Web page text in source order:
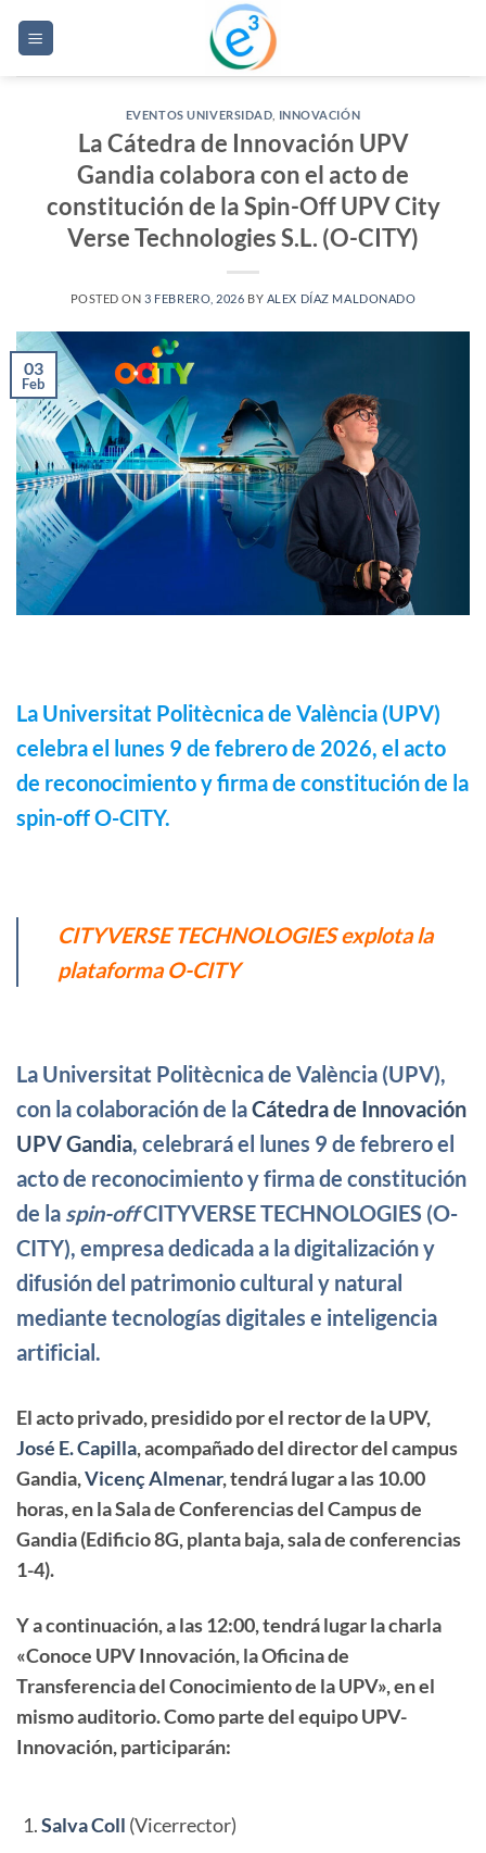
EVENTOS UNIVERSIDAD INNOVACIÓN
La Cátedra de Innovación UPV
Gandia colabora con el acto de
constitución de la Spin-Off UPV City
Verse Technologies S.L. (O-CITY)
POSTED ON 3 FEBRERO, 2026 BY ALEX DÍAZ MALDONADO
03
Feb
La Universitat Politècnica de València (UPV)
celebra el lunes 9 de febrero de 2026, el acto
de reconocimiento y firma de constitución de la
spin-off O-CITY.
CITYVERSE TECHNOLOGIES explota la
plataforma O-CITY
La Universitat Politècnica de València (UPV),
con la colaboración de laCátedra de Innovación
UPV Gandia, celebrará el lunes 9 de febrero el
acto de reconocimiento yfirma de constitución
de la spin-offCITYVERSE TECHNOLOGIES (O-
CITY), empresa dedicada a la digitalización y
difusión del patrimonio cultural y natural
mediante tecnologías digitales e inteligencia
artificial.
El acto privado, presidido por el rector de la UPV,
José E. Capilla, acompañado del director del campus
Gandia,Vicenç Almenar, tendrá lugar a las 10.00
horas, en la Sala de Conferencias del Campus de
Gandia (Edificio 8G, planta baja, sala de conferencias
1-4).
Y a continuación, a las 12:00, tendrá lugar la charla
«Conoce UPV Innovación, la Oficina de
Transferencia del Conocimiento de la UPV», en el
mismo auditorio. Como parte del equipo UPV-
Innovación, participarán:
Salva Coll (Vicerrector)